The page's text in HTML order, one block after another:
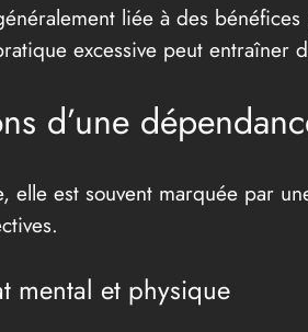
liée à des
excessive peut entraîner
d’une
elle est souvent marquée par
mental et physique